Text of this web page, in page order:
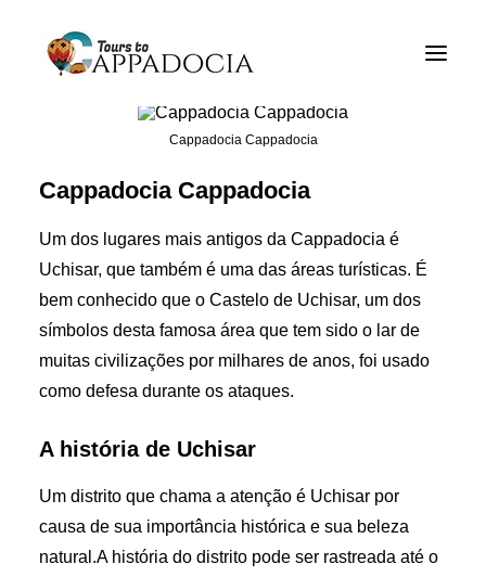
Excursões Cappadocia
Pacotes de viagem Cappadocia
Sobre
CONTACT
Cappadocia Cappadocia
Cappadocia Cappadocia
Um dos lugares mais antigos da Cappadocia é
Uchisar, que também é uma das áreas turísticas. É
bem conhecido que o Castelo de Uchisar, um dos
símbolos desta famosa área que tem sido o lar de
muitas civilizações por milhares de anos, foi usado
como defesa durante os ataques.
A história de Uchisar
Um distrito que chama a atenção é Uchisar por
causa de sua importância histórica e sua beleza
natural.A história do distrito pode ser rastreada até o